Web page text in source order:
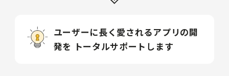
ユーザーに長く愛されるアプリの開
発を トータルサポートします